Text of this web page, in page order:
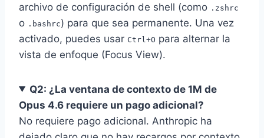
archivo de configuración de shell (como .zshrc
o .bashrc) para que sea permanente. Una vez
activado, puedes usar Ctrl+O para alternar la
vista de enfoque (Focus View).
Q2: ¿La ventana de contexto de 1M de
Opus 4.6 requiere un pago adicional?
No requiere pago adicional. Anthropic ha